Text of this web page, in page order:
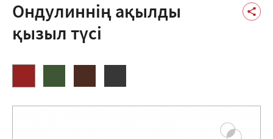
Ондулиннің ақылды
қызыл түсі